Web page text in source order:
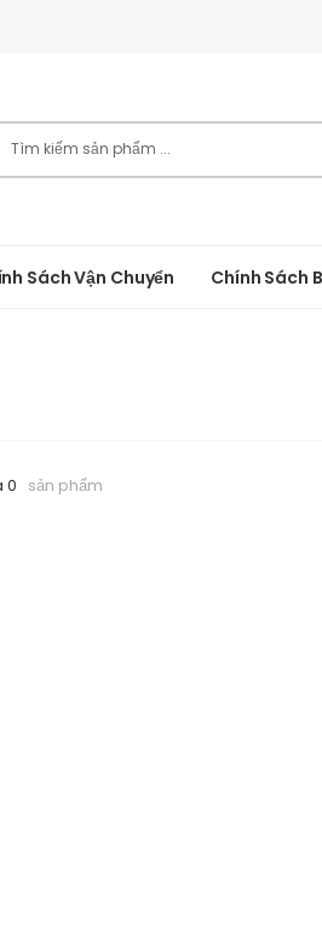
Sách Vận Chuyển Chính Sách
0 sản phẩm